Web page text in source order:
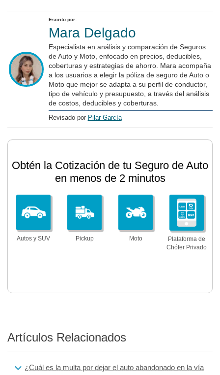
Escrito por:
Mara Delgado
Especialista en análisis y comparación de Seguros
de Auto y Moto, enfocado en precios, deducibles,
coberturas y estrategias de ahorro. Mara acompaña
a los usuarios a elegir la póliza de seguro de Auto o
Moto que mejor se adapta a su perfil de conductor,
tipo de vehículo y presupuesto, a través del análisis
de costos, deducibles y coberturas.
Revisado por Pilar García
Obtén la Cotización de tu Seguro de Auto
en menos de 2 minutos
Autos y SUV Pickup Moto
Plataforma de
Chófer Privado
Artículos Relacionados
¿Cuál es la multa por dejar el auto abandonado en la vía